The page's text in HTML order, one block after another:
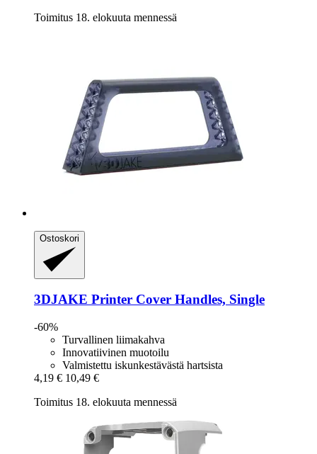
Toimitus 18. elokuuta mennessä
Ostoskori
3DJAKE Printer Cover Handles, Single
-60%
Turvallinen liimakahva
Innovatiivinen muotoilu
Valmistettu iskunkestävästä hartsista
4,19 € 10,49 €
Toimitus 18. elokuuta mennessä